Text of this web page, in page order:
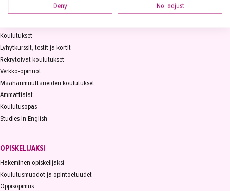
Koulutukset
Lyhytkurssit, testit ja kortit
Rekrytoivat koulutukset
Verkko-opinnot
Maahanmuuttaneiden koulutukset
Ammattialat
Koulutusopas
Studies in English
OPISKELIJAKSI
Hakeminen opiskelijaksi
Koulutusmuodot ja opintoetuudet
Oppisopimus
Deny No, adjust